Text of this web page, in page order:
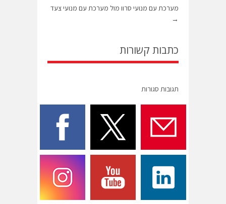
מערכת עם מנועי סרוו מול מערכת עם מנועי צעד
→
כתבות קשורות
תגובות סגורות